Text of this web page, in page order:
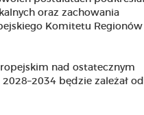
oraz zachowania
Komitetu Regionów
nad ostatecznym
będzie zależał od